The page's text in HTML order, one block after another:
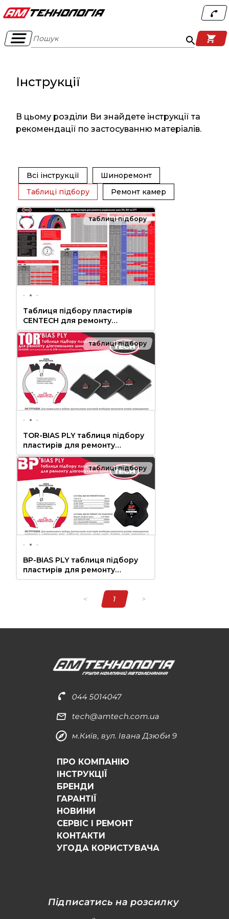
Пошук
Інструкції
В цьому розділи Ви знайдете інструкції та
рекомендації по застосуванню матеріалів.
Всі інструкції
Шиноремонт
Таблиці підбору
Ремонт камер
таблиці підбору
- ● -
Таблиця підбору пластирів
CENTECH для ремонту
радіальних шин ЛЕГКОВИХ,
ВАНТАЖНИХ та
СІЛЬГОСПТЕХНІКИ
таблиці підбору
- ● -
TOR-BIAS PLY таблиця підбору
пластирів для ремонту
діагональних шин
таблиці підбору
- ● -
BP-BIAS PLY таблиця підбору
пластирів для ремонту
діагональних шин
< 1 >
044 5014047
tech@amtech.com.ua
м.Київ, вул. Івана Дзюби 9
ПРО КОМПАНІЮ
ІНСТРУКЦІЇ
БРЕНДИ
ГАРАНТІЇ
НОВИНИ
СЕРВІС І РЕМОНТ
КОНТАКТИ
УГОДА КОРИСТУВАЧА
Підписатись на розсилку